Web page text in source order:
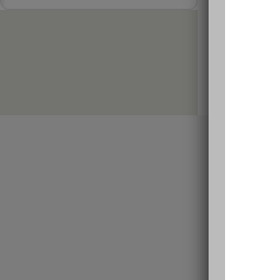
Hello
n'ont
- A
pas été
- A la